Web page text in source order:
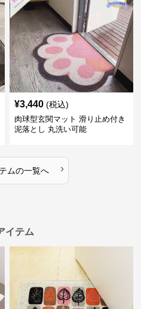
¥3,440 (税込)
肉球型玄関マット 滑り止め付き
泥落とし 丸洗い可能
ムの一覧へ ›
イテム